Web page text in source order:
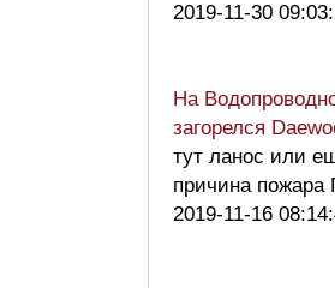
2019-11-30
На
загорелся
тут ланос или
причина пожара
2019-11-16